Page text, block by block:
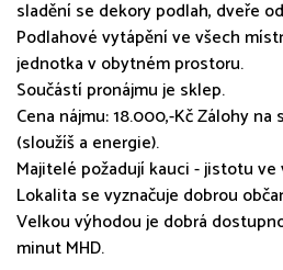
sladění se dekory podlah, dveře
Podlahové vytápění ve všech
jednotka v obytném prostoru.
Součástí pronájmu je sklep.
Cena nájmu: 18.000,-Kč Zálohy
(sloužíš a energie).
Majitelé požadují kauci - jistotu ve
Lokalita se vyznačuje dobrou
Velkou výhodou je dobrá
minut MHD.